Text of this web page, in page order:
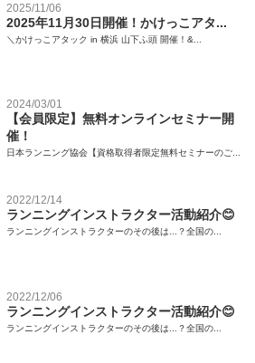
2025/11/06
2025年11月30日開催！かけっこアタ...
＼かけっこアタック in 横浜 山下ふ頭 開催！&...
2024/03/01
【会員限定】無料オンラインセミナー開
催！
日本ランニング協会【資格取得者限定無料セミナーのご...
2022/12/14
ランニングインストラクター活動紹介😊
ランニングインストラクターのその後は...？全国の...
2022/12/06
ランニングインストラクター活動紹介😊
ランニングインストラクターのその後は...？全国の...